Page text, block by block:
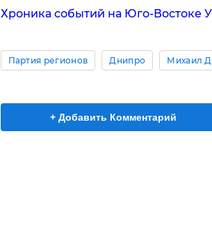
Хроника событий на Юго-Востоке
Партия регионов Днипро Михаил
+ Добавить Комментарий